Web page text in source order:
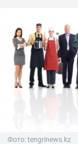
Фото: tengrinews.kz